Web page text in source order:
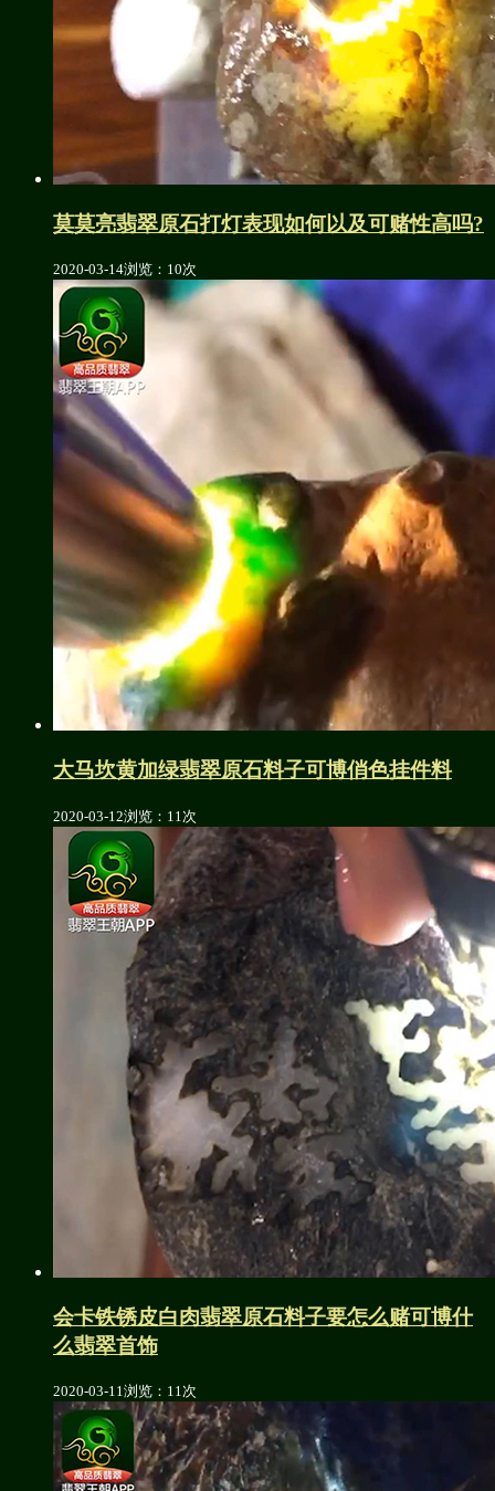
莫莫亮翡翠原石打灯表现如何以及可赌性高吗?
2020-03-14浏览：10次
大马坎黄加绿翡翠原石料子可博俏色挂件料
2020-03-12浏览：11次
会卡铁锈皮白肉翡翠原石料子要怎么赌可博什
么翡翠首饰
2020-03-11浏览：11次